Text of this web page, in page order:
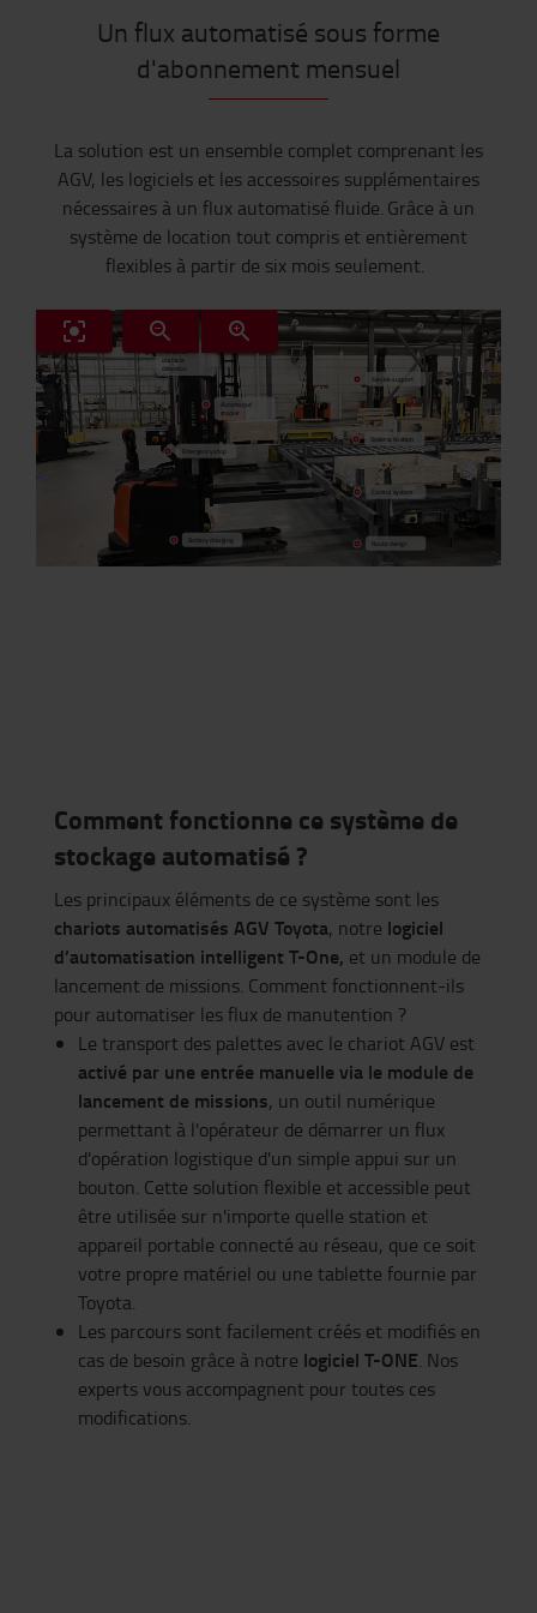
Un flux automatisé sous forme
d'abonnement mensuel
La solution est un ensemble complet comprenant les
AGV, les logiciels et les accessoires supplémentaires
nécessaires à un flux automatisé fluide. Grâce à un
système de location tout compris et entièrement
flexibles à partir de six mois seulement.
Battery charging
Order activation
Emergency stop
Person &
obstacle
detection
Route design
Automated
stacker
Service support
Control system
Comment fonctionne ce système de
stockage automatisé ?
Les principaux éléments de ce système sont les
chariots automatisés AGV Toyota, notre logiciel
d’automatisation intelligent T-One, et un module de
lancement de missions. Comment fonctionnent-ils
pour automatiser les flux de manutention ?
Le transport des palettes avec le chariot AGV est
activé par une entrée manuelle via le module de
lancement de missions, un outil numérique
permettant à l'opérateur de démarrer un flux
d'opération logistique d'un simple appui sur un
bouton. Cette solution flexible et accessible peut
être utilisée sur n'importe quelle station et
appareil portable connecté au réseau, que ce soit
votre propre matériel ou une tablette fournie par
Toyota.
Les parcours sont facilement créés et modifiés en
cas de besoin grâce à notre logiciel T-ONE. Nos
experts vous accompagnent pour toutes ces
modifications.